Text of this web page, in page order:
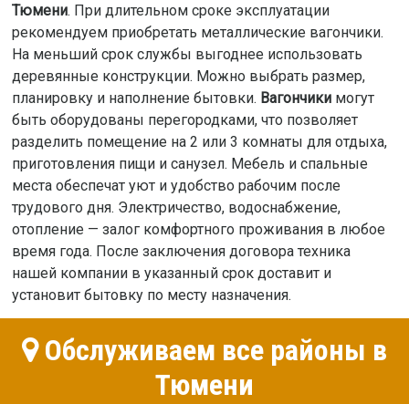
Тюмени. При длительном сроке эксплуатации
рекомендуем приобретать металлические вагончики.
На меньший срок службы выгоднее использовать
деревянные конструкции. Можно выбрать размер,
планировку и наполнение бытовки. Вагончикимогут
быть оборудованы перегородками, что позволяет
разделить помещение на 2 или 3 комнаты для отдыха,
приготовления пищи и санузел. Мебель и спальные
места обеспечат уют и удобство рабочим после
трудового дня. Электричество, водоснабжение,
отопление — залог комфортного проживания в любое
время года. После заключения договора техника
нашей компании в указанный срок доставит и
установит бытовку по месту назначения.
Обслуживаем все районы в
Тюмени